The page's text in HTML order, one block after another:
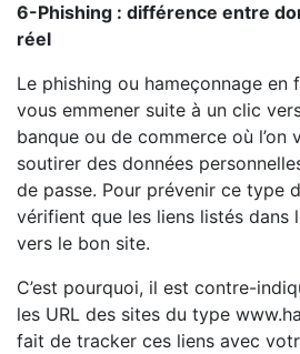
6-Phishing : différence entre
réel
Le phishing ou hameçonnage en
vous emmener suite à un clic
banque ou de commerce où l’on
soutirer des données
de passe. Pour prévenir ce type
vérifient que les liens listés dans
vers le bon site.
C’est pourquoi, il est contre-
les URL des sites du type
fait de tracker ces liens avec